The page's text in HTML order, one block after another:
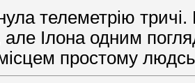
телеметрію
але Ілона одним
простому